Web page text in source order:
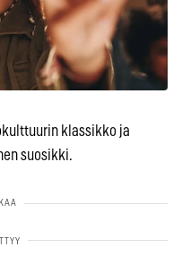
klassikko ja
suosikki.